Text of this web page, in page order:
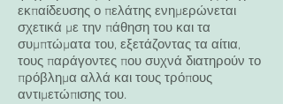
εκπαίδευσης ο πελάτης ενημερώνεται
σχετικά με την πάθηση του και τα
συμπτώματα του, εξετάζοντας τα αίτια,
τους παράγοντες που συχνά διατηρούν το
πρόβλημα αλλά και τους τρόπους
αντιμετώπισης του.